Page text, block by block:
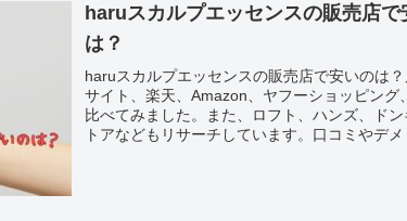
haruスカルプエッセンスの販売店
は？
haruスカルプエッセンスの販売店で安いのは
サイト、楽天、Amazon、ヤフーショッピング
比べてみました。また、ロフト、ハンズ、ド
トアなどもリサーチしています。口コミやデメ